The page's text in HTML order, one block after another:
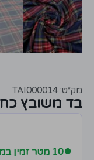
מק״ט: TAI000014
בד משובץ
●10 מטר זמין במלאי